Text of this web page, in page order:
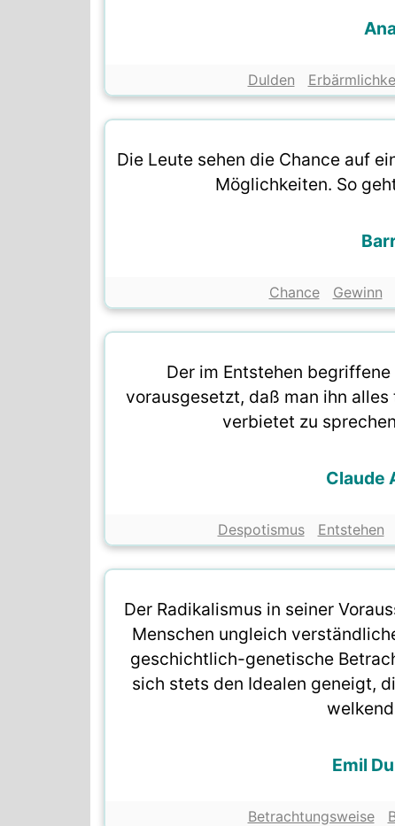
Dulden
Die Leute sehen die Chance auf
Möglichkeiten. So
Chance Gewinn
Der im Entstehen
vorausgesetzt, daß man ihn
verbietet zu
Claude
Despotismus Entstehen
Der Radikalismus in seiner
Menschen ungleich
geschichtlich-genetische
sich stets den Idealen geneigt,
Emil
Betrachtungsweise